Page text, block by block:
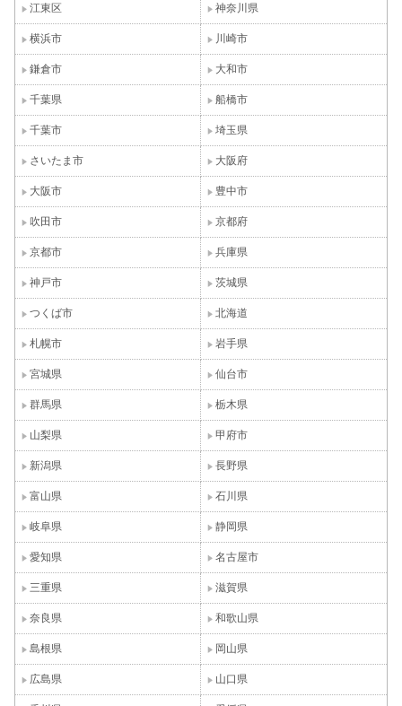
江東区 神奈川県
横浜市 川崎市
鎌倉市 大和市
千葉県 船橋市
千葉市 埼玉県
さいたま市 大阪府
大阪市 豊中市
吹田市 京都府
京都市 兵庫県
神戸市 茨城県
つくば市 北海道
札幌市 岩手県
宮城県 仙台市
群馬県 栃木県
山梨県 甲府市
新潟県 長野県
富山県 石川県
岐阜県 静岡県
愛知県 名古屋市
三重県 滋賀県
奈良県 和歌山県
島根県 岡山県
広島県 山口県